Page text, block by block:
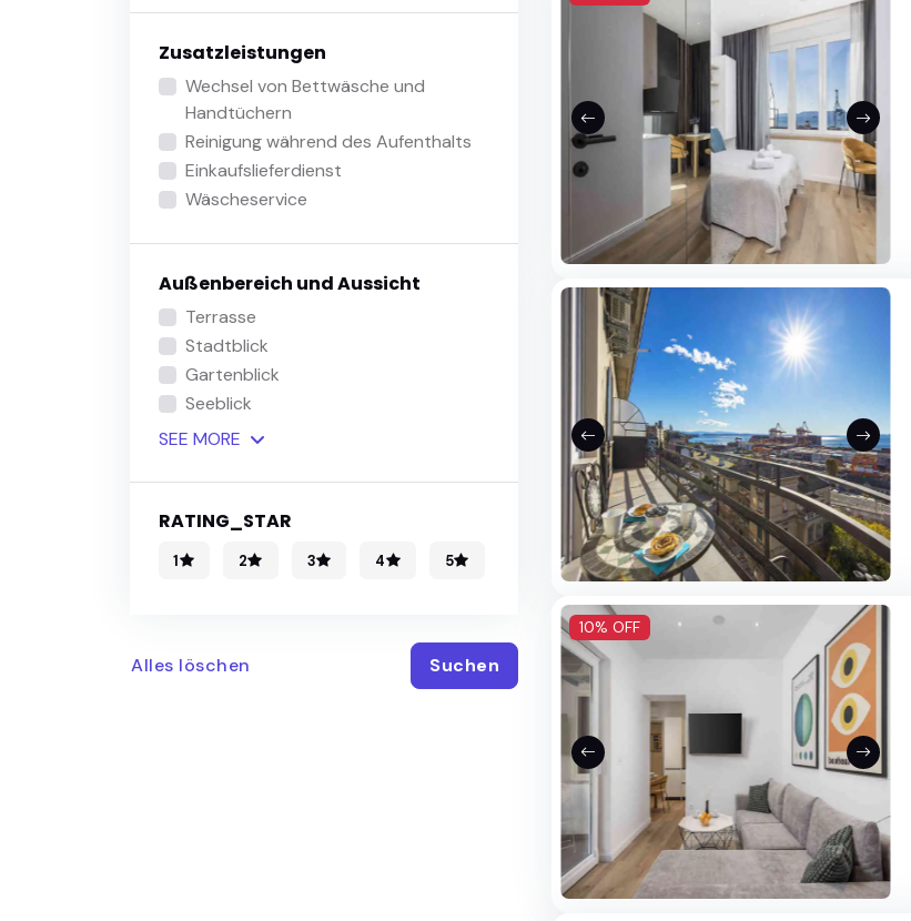
Zusatzleistungen
Wechsel von Bettwäsche und
Handtüchern
Reinigung während des Aufenthalts
Einkaufslieferdienst
Wäscheservice
Außenbereich und Aussicht
Terrasse
Stadtblick
Gartenblick
Seeblick
SEE MORE
RATING_STAR
1 2 3 4 5
Alles löschen Suchen
10% OFF